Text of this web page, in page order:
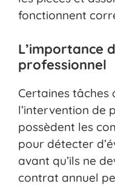
fonctionnent
L’importance
professionnel
Certaines tâches
l’intervention de
possèdent les
pour détecter
avant qu’ils ne
contrat annuel